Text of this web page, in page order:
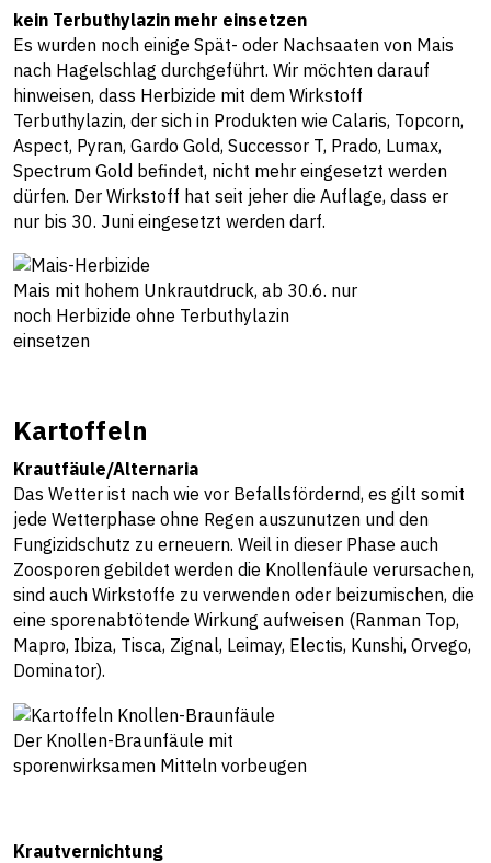
kein Terbuthylazin mehr einsetzen
Es wurden noch einige Spät- oder Nachsaaten von Mais
nach Hagelschlag durchgeführt. Wir möchten darauf
hinweisen, dass Herbizide mit dem Wirkstoff
Terbuthylazin, der sich in Produkten wie Calaris, Topcorn,
Aspect, Pyran, Gardo Gold, Successor T, Prado, Lumax,
Spectrum Gold befindet, nicht mehr eingesetzt werden
dürfen. Der Wirkstoff hat seit jeher die Auflage, dass er
nur bis 30. Juni eingesetzt werden darf.
Mais mit hohem Unkrautdruck, ab 30.6. nur
noch Herbizide ohne Terbuthylazin
einsetzen
Kartoffeln
Krautfäule/Alternaria
Das Wetter ist nach wie vor Befallsfördernd, es gilt somit
jede Wetterphase ohne Regen auszunutzen und den
Fungizidschutz zu erneuern. Weil in dieser Phase auch
Zoosporen gebildet werden die Knollenfäule verursachen,
sind auch Wirkstoffe zu verwenden oder beizumischen, die
eine sporenabtötende Wirkung aufweisen (Ranman Top,
Mapro, Ibiza, Tisca, Zignal, Leimay, Electis, Kunshi, Orvego,
Dominator).
Der Knollen-Braunfäule mit
sporenwirksamen Mitteln vorbeugen
Krautvernichtung